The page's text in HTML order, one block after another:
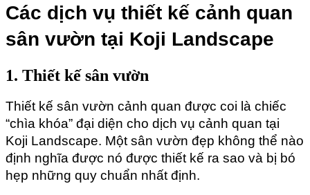
Các dịch vụ thiết kế cảnh quan
sân vườn tại Koji Landscape
1. Thiết kế sân vườn
Thiết kế sân vườn cảnh quan được coi là chiếc
“chìa khóa” đại diện cho dịch vụ cảnh quan tại
Koji Landscape. Một sân vườn đẹp không thể nào
định nghĩa được nó được thiết kế ra sao và bị bó
hẹp những quy chuẩn nhất định.